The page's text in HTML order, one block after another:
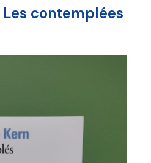
Les contemplées